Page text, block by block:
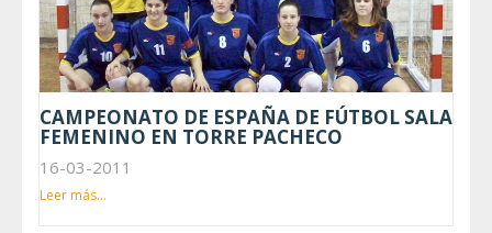
CAMPEONATO DE ESPAÑA DE FÚTBOL SALA
FEMENINO EN TORRE PACHECO
16-03-2011
Leer más...